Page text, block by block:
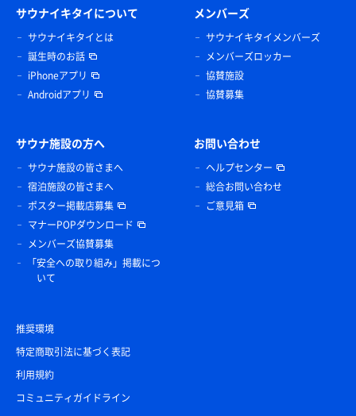
サウナイキタイについて
サウナイキタイとは
誕生時のお話
iPhoneアプリ
Androidアプリ
メンバーズ
サウナイキタイメンバーズ
メンバーズロッカー
協賛施設
協賛募集
サウナ施設の方へ
サウナ施設の皆さまへ
宿泊施設の皆さまへ
ポスター掲載店募集
マナーPOPダウンロード
メンバーズ協賛募集
「安全への取り組み」掲載につ
いて
お問い合わせ
ヘルプセンター
総合お問い合わせ
ご意見箱
推奨環境
特定商取引法に基づく表記
利用規約
コミュニティガイドライン